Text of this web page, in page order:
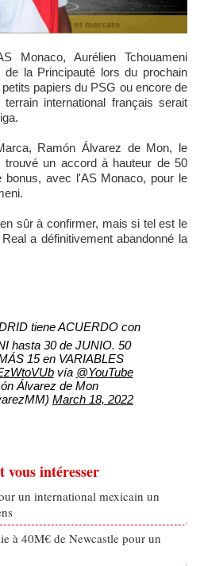
de la Principauté lors du prochain
papiers du PSG ou encore de
international français serait
Ramón Álvarez de Mon, le
trouvé un accord à hauteur de 50
bonus, avec l'AS Monaco, pour le
sûr à confirmer, mais si tel est le
a définitivement abandonné la
tiene ACUERDO con
hasta 30 de JUNIO. 50
15 en VARIABLES
vía @YouTube
Álvarez de Mon
March 18, 2022
vous intéresser
un international mexicain un
à 40M€ de Newcastle pour un